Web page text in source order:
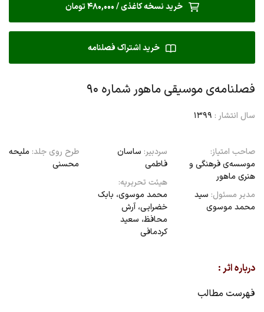
خرید نسخه کاغذی / 480,000 تومان
خرید اشتراک فصلنامه
فصلنامه‌ی موسیقی ماهور شماره ۹۰
سال انتشار : 1399
صاحب امتیاز:
موسسه‌ی فرهنگی و
هنری ماهور
مدیر مسئول: سید
محمد موسوی
سردبیر: ساسان
فاطمی
هیئت تحریریه:
محمد موسوی، بابک
خضرایی،‌ آرش
محافظ، سعید
کردمافی
طرح روی جلد: ملیحه
محسنی
درباره اثر :
فهرست مطالب